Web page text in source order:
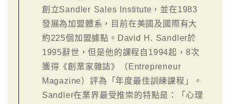
創立Sandler Sales Institute，並在1983
發展為加盟體系，目前在美國及國際有大
約225個加盟據點。David H. Sandler於
1995辭世，但是他的課程自1994起，8次
獲得《創業家雜誌》（Entrepreneur
Magazine）評為「年度最佳訓練課程」。
Sandler在業界最受推崇的特點是：「心理